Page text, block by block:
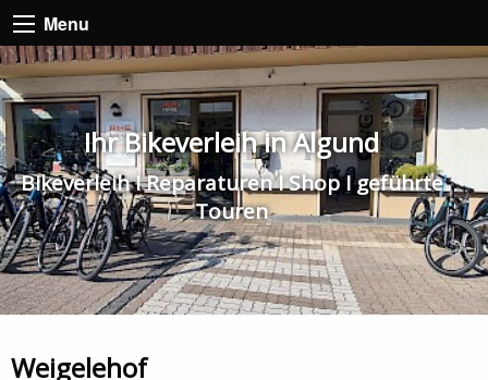
Menu
Ihr Bikeverleih in Algund
Bikeverleih I Reparaturen I Shop I geführte
Touren
Weigelehof